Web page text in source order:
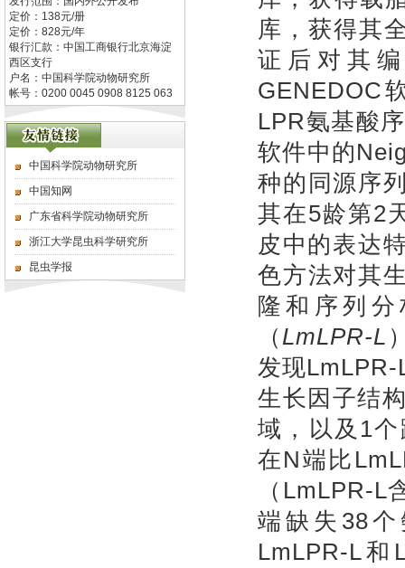
定价： 138元/册
定价： 828元/年
银行汇款：中国工商银行北京海淀
西区支行
户名：中国科学院动物研究所
帐号：0200 0045 0908 8125 063
中国科学院动物研究所
中国知网
广东省科学院动物研究所
浙江大学昆虫科学研究所
昆虫学报
库，获得其
证后对其
GENEDOC
LPR氨基酸
软件中的
种的同源序
其在5龄第2
皮中的表达
色方法对其
隆和序列
（ LmLPR-L
发现
生长因子结
域，以及1
在N端比
（LmLPR-
端缺失38
LmLPR-L